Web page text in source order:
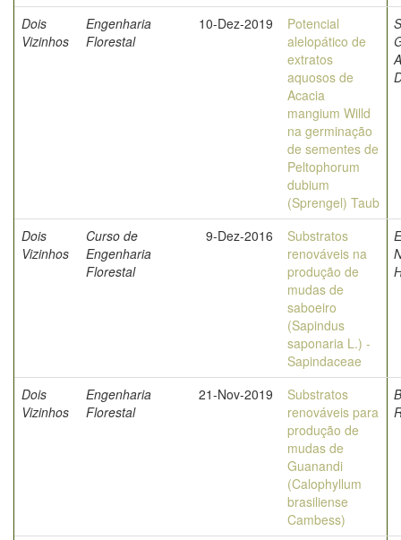
Dois
Vizinhos
Engenharia
Florestal
10-Dez-2019
Potencial
alelopático de
extratos
aquosos de
Acacia
mangium Willd
na germinação
de sementes de
Peltophorum
dubium
(Sprengel) Taub
Dois
Vizinhos
Curso de
Engenharia
Florestal
9-Dez-2016
Substratos
renováveis na
produção de
mudas de
saboeiro
(Sapindus
saponaria L.) -
Sapindaceae
Dois
Vizinhos
Engenharia
Florestal
21-Nov-2019
Substratos
renováveis para
produção de
mudas de
Guanandi
(Calophyllum
brasiliense
Cambess)